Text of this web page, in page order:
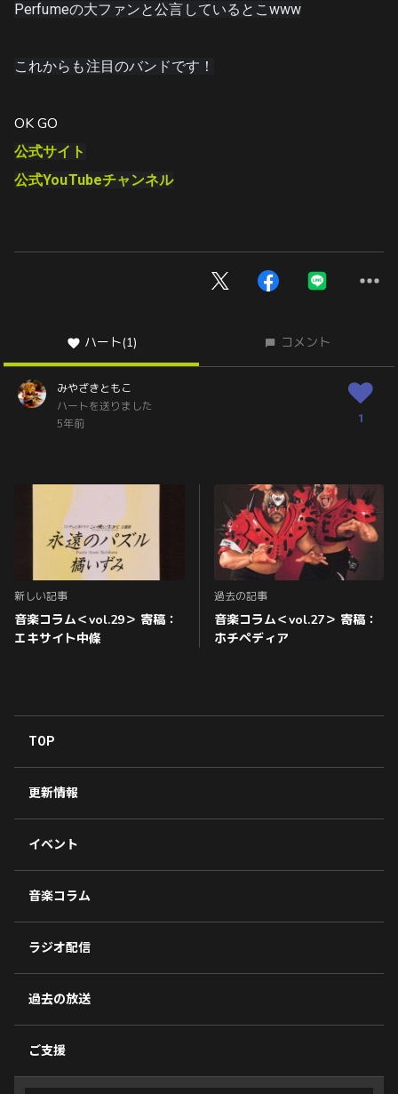
Perfumeの大ファンと公言しているとこwww
OK GO
公式サイト
公式YouTubeチャンネル
ハート(1) コメント
みやざきともこ
ハートを送りました
5年前
1
新しい記事
音楽コラム＜vol.29＞ 寄稿：
エキサイト中條
過去の記事
音楽コラム＜vol.27＞ 寄稿：
ホチペディア
TOP
更新情報
イベント
音楽コラム
ラジオ配信
過去の放送
ご支援